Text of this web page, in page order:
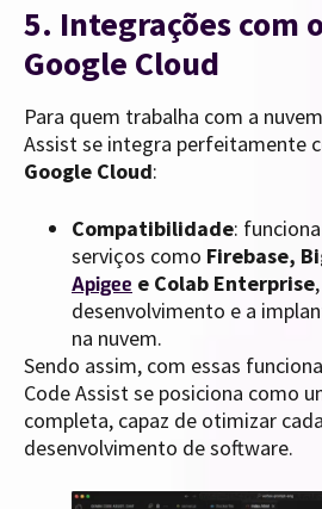
5. Integrações com
Google Cloud
Para quem trabalha com a
Assist se integra perfeitamente
Google Cloud:
Compatibilidade:
serviços como Firebase,
Apigee e Colab Enterprise
desenvolvimento e a
na nuvem.
Sendo assim, com essas
Code Assist se posiciona como
completa, capaz de otimizar
desenvolvimento de software.